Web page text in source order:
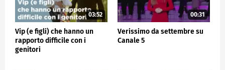
03:52
Vip (e figli) che hanno un
rapporto difficile con i
genitori
00:31
Verissimo da settembre su
Canale 5